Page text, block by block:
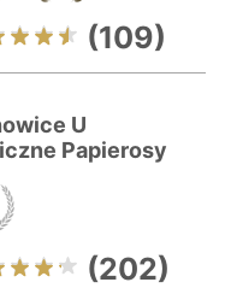
(109)
U
Papierosy
(202)